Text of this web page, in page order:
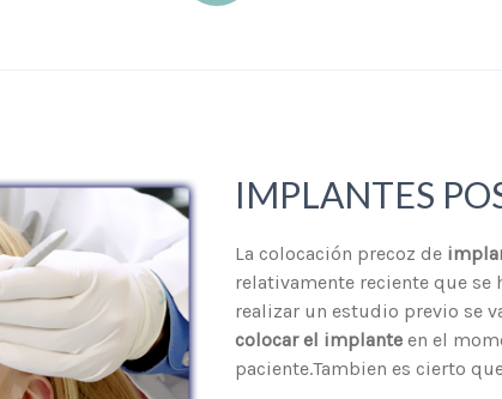
IMPLANTES
La colocación precoz de
relativamente reciente que
realizar un estudio previo se
colocar el implante en el
paciente.Tambien es cierto